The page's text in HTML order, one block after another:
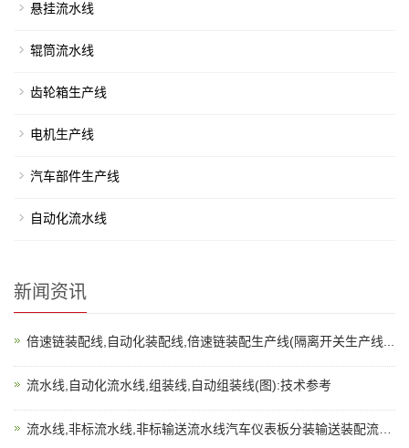
悬挂流水线
辊筒流水线
齿轮箱生产线
电机生产线
汽车部件生产线
自动化流水线
新闻资讯
倍速链装配线,自动化装配线,倍速链装配生产线(隔离开关生产线...
流水线,自动化流水线,组装线,自动组装线(图):技术参考
流水线,非标流水线,非标输送流水线汽车仪表板分装输送装配流水...